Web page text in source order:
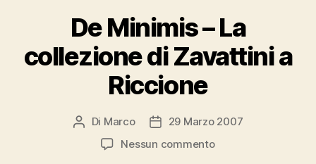
De Minimis – La
collezione di Zavattini a
Riccione
Autore
articolo
Di Marco
Data29 Marzo 2007
Nessun commentosu